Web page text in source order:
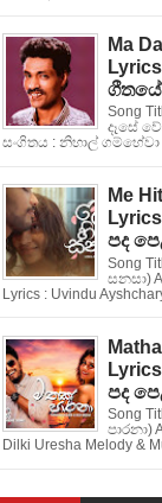
Ma
ගීතයේ
Song
දෑසේ
සංගිතය : නිහාල් ගම්හේවා
Me
පද
Song
සනසා)
Lyrics : Uvindu
පද
Song
පාරනා)
Dilki Uresha Melody &